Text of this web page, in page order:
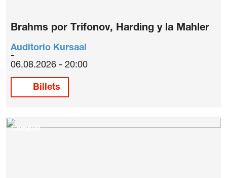
Brahms por Trifonov, Harding y la Mahler
Auditorio Kursaal
06.08.2026 - 20:00
Billets
Complet